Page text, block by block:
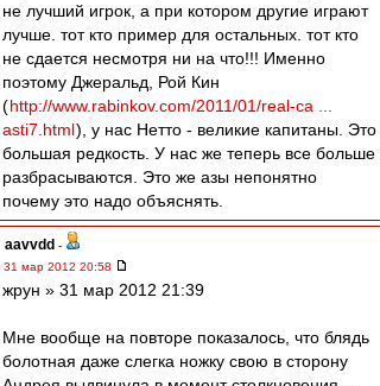
не лучший игрок, а при котором другие играют
лучше. тот кто пример для остальных. тот кто
не сдается несмотря ни на что!!! Именно
поэтому Джеральд, Рой Кин
(http://www.rabinkov.com/2011/01/real-ca ...
asti7.html), у нас Нетто - великие капитаны. Это
большая редкость. У нас же теперь все больше
разбрасываются. Это же азы непонятно
почему это надо объяснять.
aavvdd -
31 мар 2012 20:58
жрун » 31 мар 2012 21:39
Мне вообще на повторе показалось, что блядь
болотная даже слегка ножку свою в сторону